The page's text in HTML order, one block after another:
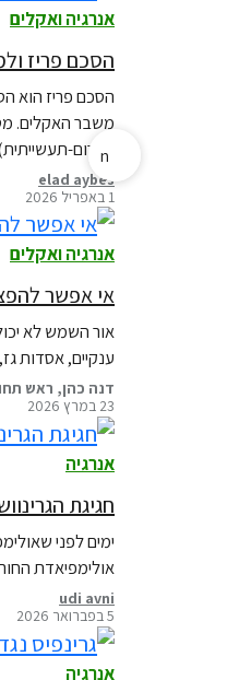
אנרגיה ואקלים
הסכם פריז
הטרום-
elad aybes
1 באפריל 2026
אנרגיה ואקלים
אי אפשר
אור השמש לא
ענקיים, אסדות
דנה כהן, ראש
23 במרץ 2026
אנרגיה
חגיגת
אולימפיאדת
udi avni
5 בפברואר 2026
אנרגיה
n
e
x
c
a
r
o
u
s
e
s
l
i
d
e